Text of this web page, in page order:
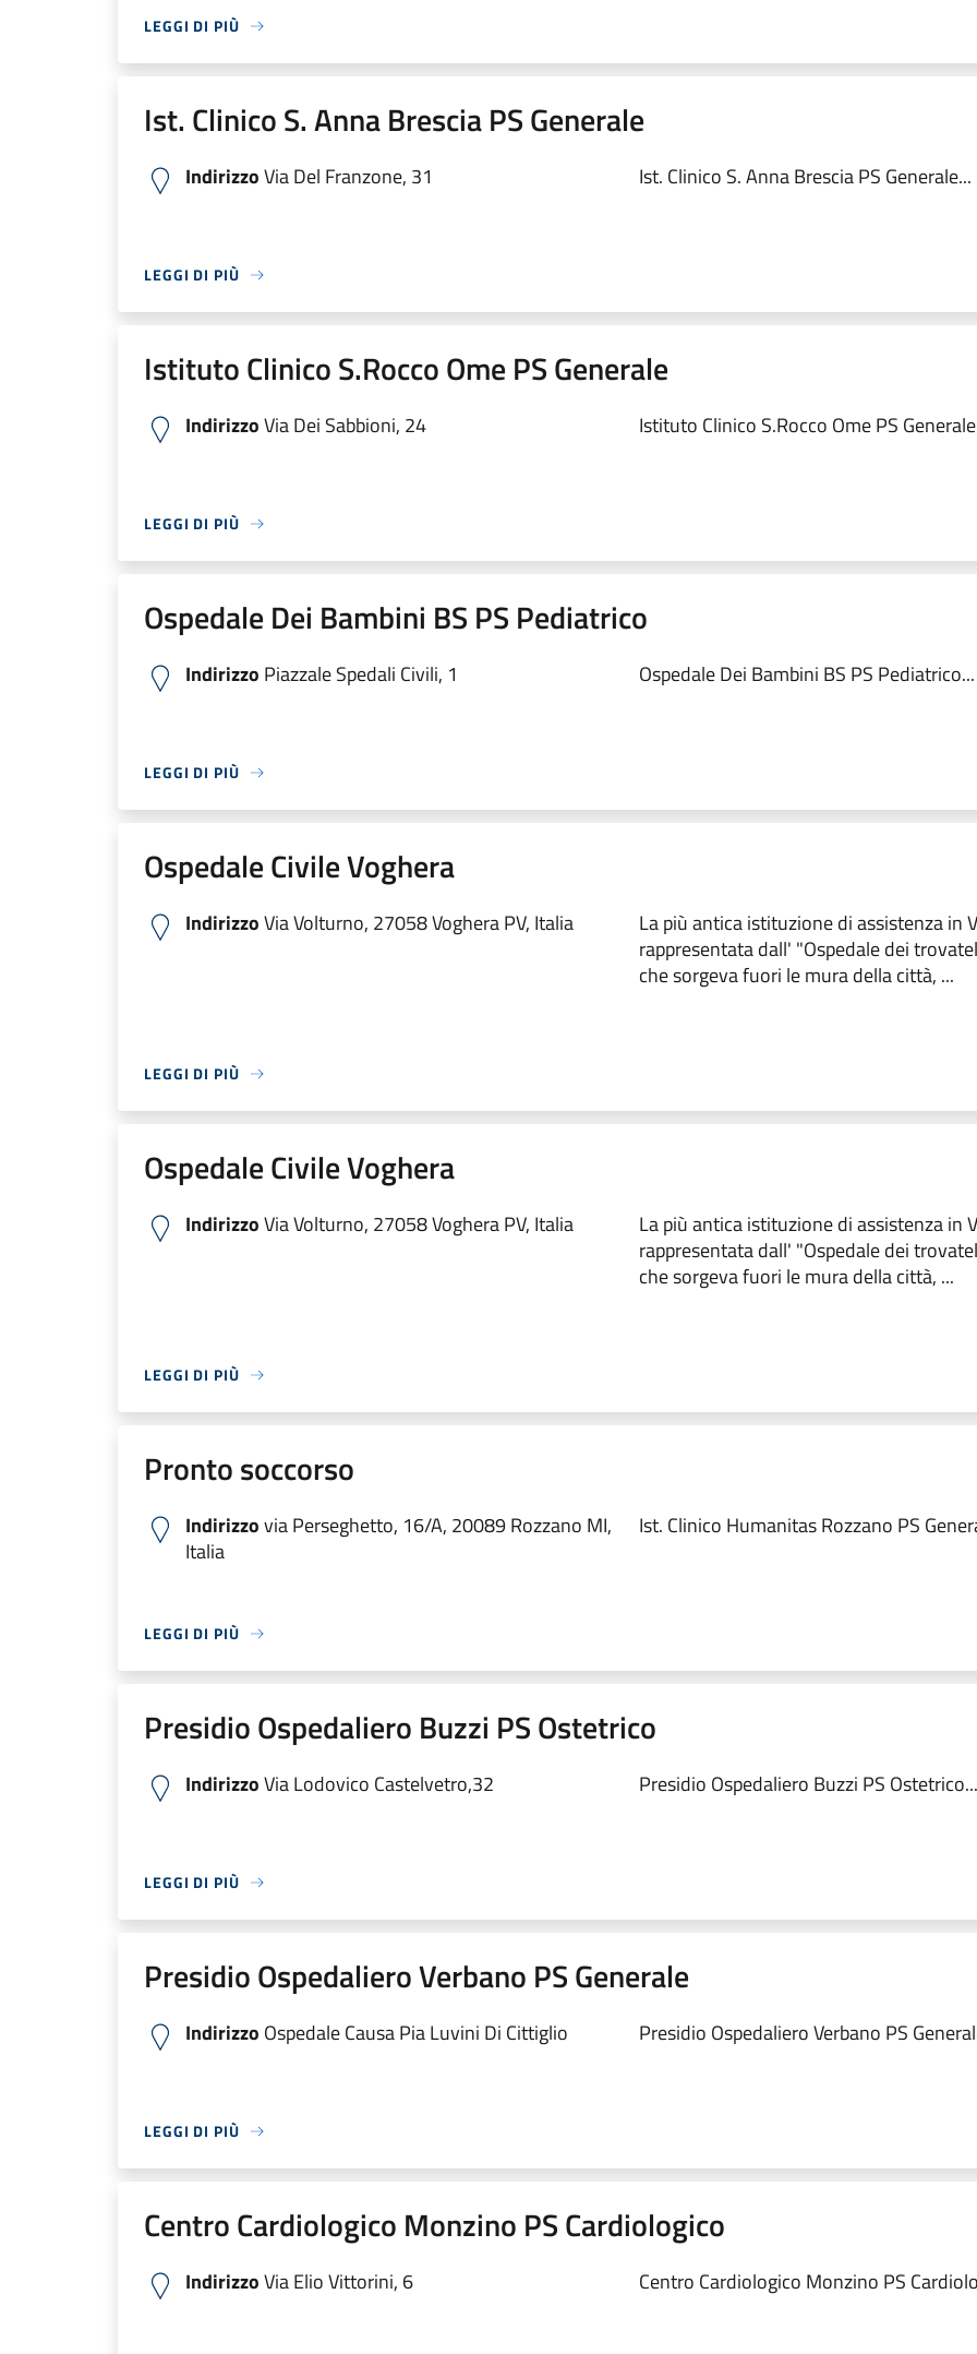
LEGGI DI PIÙ
Ist. Clinico S. Anna Brescia PS Generale
IndirizzoVia Del Franzone, 31 Ist. Clinico S. Anna Brescia PS Generale...
LEGGI DI PIÙ
Istituto Clinico S.Rocco Ome PS Generale
IndirizzoVia Dei Sabbioni, 24 Istituto Clinico S.Rocco Ome PS
LEGGI DI PIÙ
Ospedale Dei Bambini BS PS Pediatrico
Indirizzo Piazzale Spedali Civili, 1 Ospedale Dei Bambini BS PS Pediatrico...
LEGGI DI PIÙ
Ospedale Civile Voghera
IndirizzoVia Volturno, 27058 Voghera PV, Italia
La più antica istituzione di assistenza in
rappresentata dall' "Ospedale dei
che sorgeva fuori le mura della città, ...
LEGGI DI PIÙ
Ospedale Civile Voghera
IndirizzoVia Volturno, 27058 Voghera PV, Italia
La più antica istituzione di assistenza in
rappresentata dall' "Ospedale dei
che sorgeva fuori le mura della città, ...
LEGGI DI PIÙ
Pronto soccorso
Indirizzovia Perseghetto, 16/A, 20089 Rozzano MI,
Italia
Ist. Clinico Humanitas Rozzano PS
LEGGI DI PIÙ
Presidio Ospedaliero Buzzi PS Ostetrico
IndirizzoVia Lodovico Castelvetro,32 Presidio Ospedaliero Buzzi PS Ostetrico...
LEGGI DI PIÙ
Presidio Ospedaliero Verbano PS Generale
Indirizzo Ospedale Causa Pia Luvini Di Cittiglio Presidio Ospedaliero Verbano PS
LEGGI DI PIÙ
Centro Cardiologico Monzino PS Cardiologico
IndirizzoVia Elio Vittorini, 6 Centro Cardiologico Monzino PS